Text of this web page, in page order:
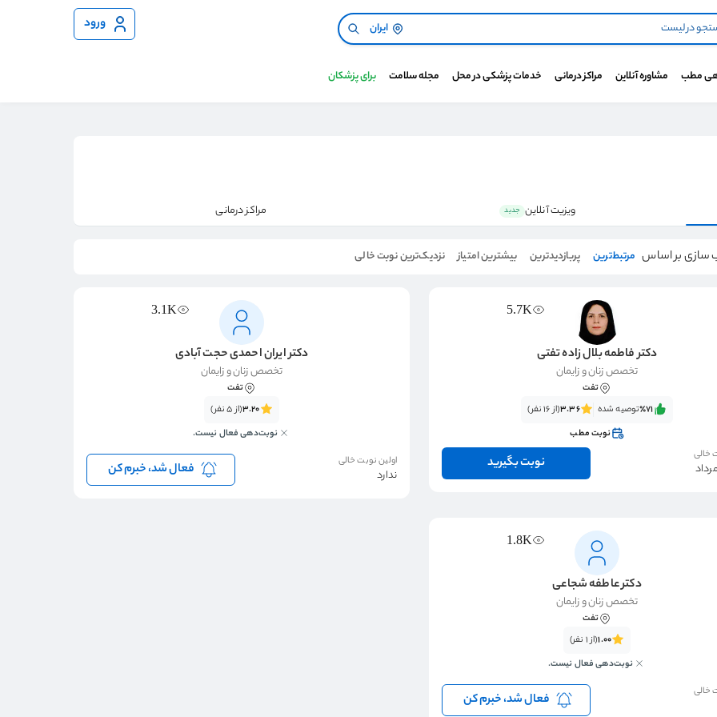
ایران ورود
مطب مشاوره آنلاین مراکز درمانی خدمات پزشکی در محل مجله سلامت برای پزشکان
ویزیت آنلاین جدید مراکز درمانی
سازی بر اساس مرتبط‌ترین پربازدیدترین بیشترین امتیاز نزدیک‌ترین نوبت خالی
5.7K
دکتر فاطمه بلال زاده تفتی
تخصص زنان و زایمان
تفت
٪71‌‌‌توصیه شده 3.36(از 16 نفر)
نوبت مطب
خالی
نوبت بگیرید
3.1K
دکتر ایران احمدی حجت آبادی
تخصص زنان و زایمان
تفت
3.20(از 5 نفر)
نوبت‌دهی فعال نیست.
اولین نوبت خالی
ندارد فعال شد، خبرم کن
1.8K
دکتر عاطفه شجاعی
تخصص زنان و زایمان
تفت
1.00(از 1 نفر)
نوبت‌دهی فعال نیست.
خالی
فعال شد، خبرم کن